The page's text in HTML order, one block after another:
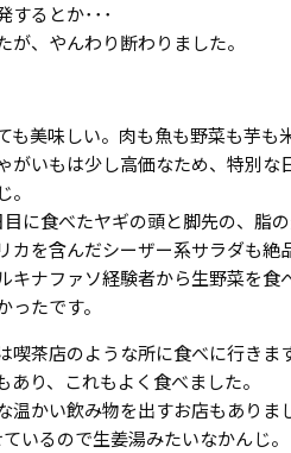
するとか･･･
が、やんわり断わりました。
も美味しい。肉も魚も野菜も芋も
がいもは少し高価なため、特別
。
目に食べたヤギの頭と脚先の、脂
カを含んだシーザー系サラダも絶
キナファソ経験者から生野菜を
ったです。
喫茶店のような所に食べに行きま
り、これもよく食べました。
かい飲み物を出すお店もありま
いるので生姜湯みたいなかんじ。